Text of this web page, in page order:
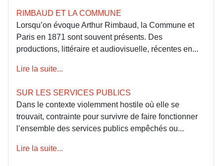
RIMBAUD ET LA COMMUNE
Lorsqu’on évoque Arthur Rimbaud, la Commune et
Paris en 1871 sont souvent présents. Des
productions, littéraire et audiovisuelle, récentes en...
Lire la suite...
SUR LES SERVICES PUBLICS
Dans le contexte violemment hostile où elle se
trouvait, contrainte pour survivre de faire fonctionner
l’ensemble des services publics empêchés ou...
Lire la suite...